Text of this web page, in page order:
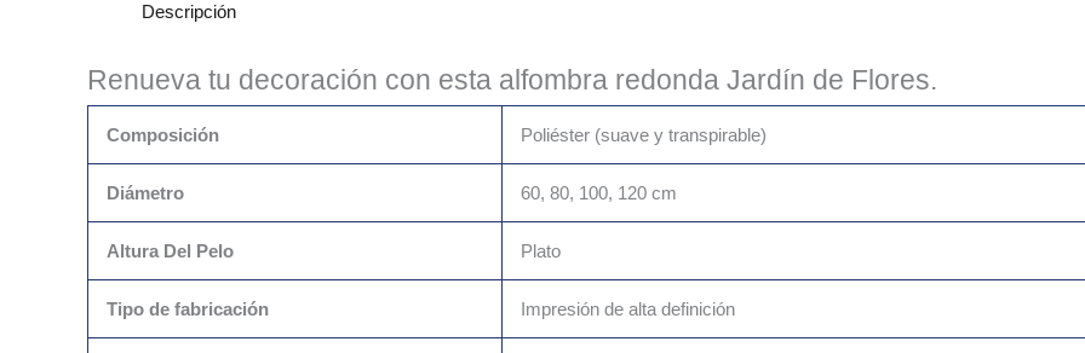
Descripción
Renueva tu decoración con esta alfombra redonda Jardín de Flores.
Composición Poliéster (suave y transpirable)
Diámetro 60, 80, 100, 120 cm
Altura Del Pelo Plato
Tipo de fabricación Impresión de alta definición